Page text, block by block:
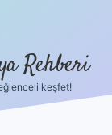
Rehberi
keşfet!